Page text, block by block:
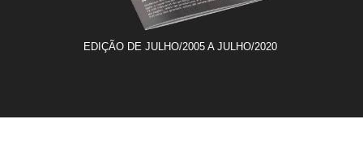
EDIÇÃO DE JULHO/2005 A JULHO/2020